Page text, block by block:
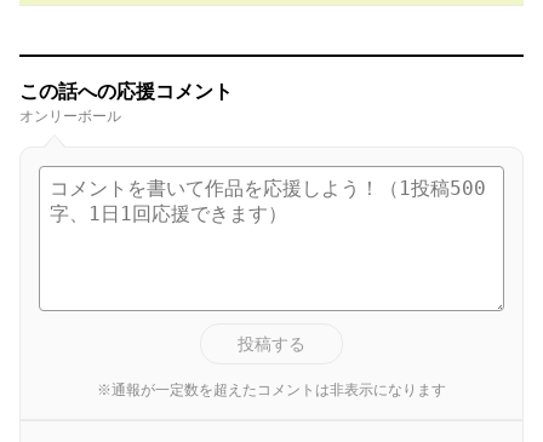
この話への応援コメント
オンリーボール
投稿する
※通報が一定数を超えたコメントは非表示になります